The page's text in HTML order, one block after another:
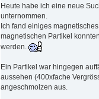
Heute habe ich eine neue
unternommen.
Ich fand einiges
magnetischen Partikel konnten
werden.
Ein Partikel war hingegen
aussehen (400xfache
angeschmolzen aus.